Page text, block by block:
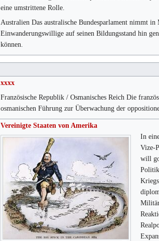
eine umstrittene Rolle.
Australien Das australische Bundesparlament nimmt
Einwanderungswillige auf seinen Bildungsstand hin
können.
xxxx
Französische Republik / Osmanisches Reich Die
osmanischen Führung zur Überwachung der
Vereinigte Staaten von Amerika
In
Vize-
will